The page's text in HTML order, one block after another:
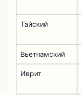
Тайский
Вьетнамский
Иврит